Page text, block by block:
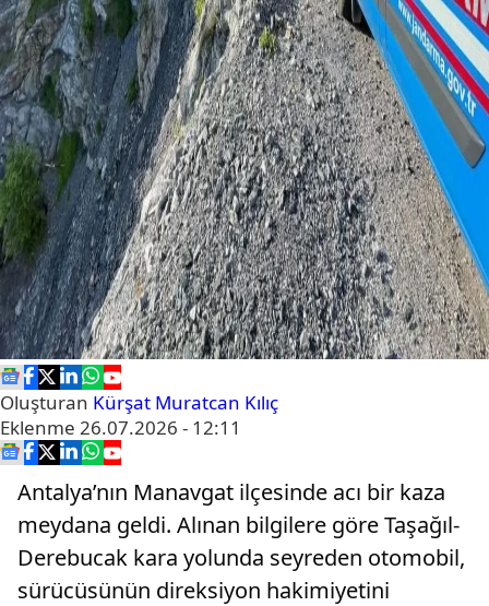
Oluşturan Kürşat Muratcan Kılıç
Eklenme 26.07.2026 - 12:11
Antalya’nın Manavgat ilçesinde acı bir kaza
meydana geldi. Alınan bilgilere göre Taşağıl-
Derebucak kara yolunda seyreden otomobil,
sürücüsünün direksiyon hakimiyetini